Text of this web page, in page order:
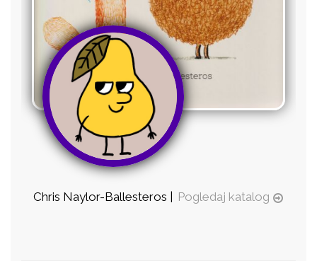
Chris Naylor-Ballesteros | Pogledaj katalog